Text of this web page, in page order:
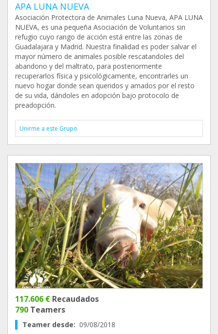
APA LUNA NUEVA
Asociación Protectora de Animales Luna Nueva, APA LUNA
NUEVA, es una pequeña Asociación de Voluntarios sin
refugio cuyo rango de acción está entre las zonas de
Guadalajara y Madrid. Nuestra finalidad es poder salvar el
mayor número de animales posible rescatandoles del
abandono y del maltrato, para posteriormente
recuperarlos física y psicológicamente, encontrarles un
nuevo hogar donde sean queridos y amados por el resto
de su vida, dándoles en adopción bajo protocolo de
preadopción.
Unirme a este Grupo
117.606 € Recaudados
790 Teamers
Teamer desde: 09/08/2018